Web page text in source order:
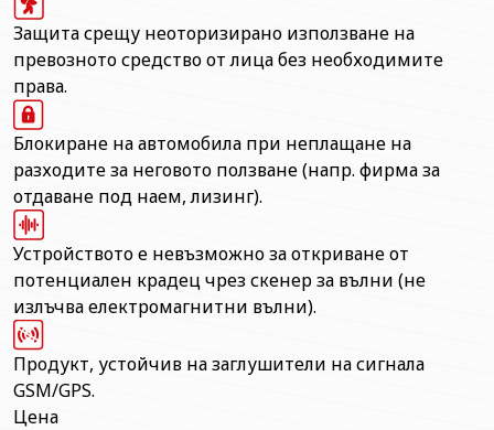
Защита срещу неоторизирано използване на
превозното средство от лица без необходимите
права.
Блокиране на автомобила при неплащане на
разходите за неговото ползване (напр. фирма за
отдаване под наем, лизинг).
Устройството е невъзможно за откриване от
потенциален крадец чрез скенер за вълни (не
излъчва електромагнитни вълни).
Продукт, устойчив на заглушители на сигнала
GSM/GPS.
Цена